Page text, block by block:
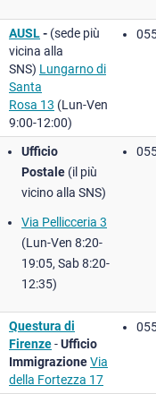
AUSL- (sede più
vicina alla
SNS) Lungarno di
Santa
Rosa 13 (Lun-Ven
9:00-12:00)
Ufficio
Postale (il più
vicino alla SNS)
Via Pellicceria 3
(Lun-Ven 8:20-
19:05, Sab 8:20-
12:35)
Questura di
Firenze-Ufficio
ImmigrazioneVia
della Fortezza 17